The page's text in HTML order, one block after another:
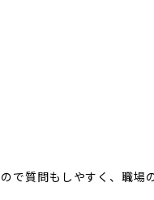
で質問もしやすく、職場